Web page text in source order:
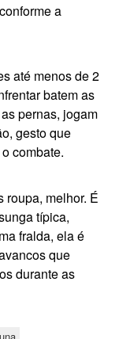
a
até menos de 2
batem as
pernas, jogam
gesto que
combate.
roupa, melhor. É
típica,
fralda, ela é
que
durante as